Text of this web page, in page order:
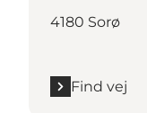
4180 Sorø
Find vej